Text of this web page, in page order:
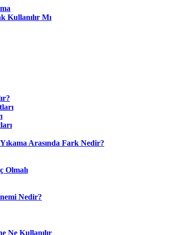
Kullanılır Mı
Arasında Fark Nedir?
Olmalı
Nedir?
Ne Kullanılır